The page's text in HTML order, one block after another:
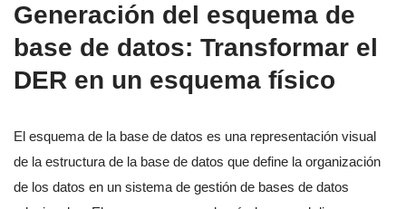
Generación del esquema de
base de datos: Transformar el
DER en un esquema físico
El esquema de la base de datos es una representación visual
de la estructura de la base de datos que define la organización
de los datos en un sistema de gestión de bases de datos